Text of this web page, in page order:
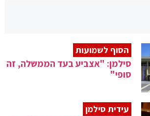
הסוף לשמועות
סילמן: "אצביע בעד הממשלה, זה
סופי"
עידית סילמן